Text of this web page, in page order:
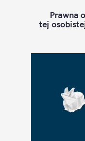
Prawna
tej